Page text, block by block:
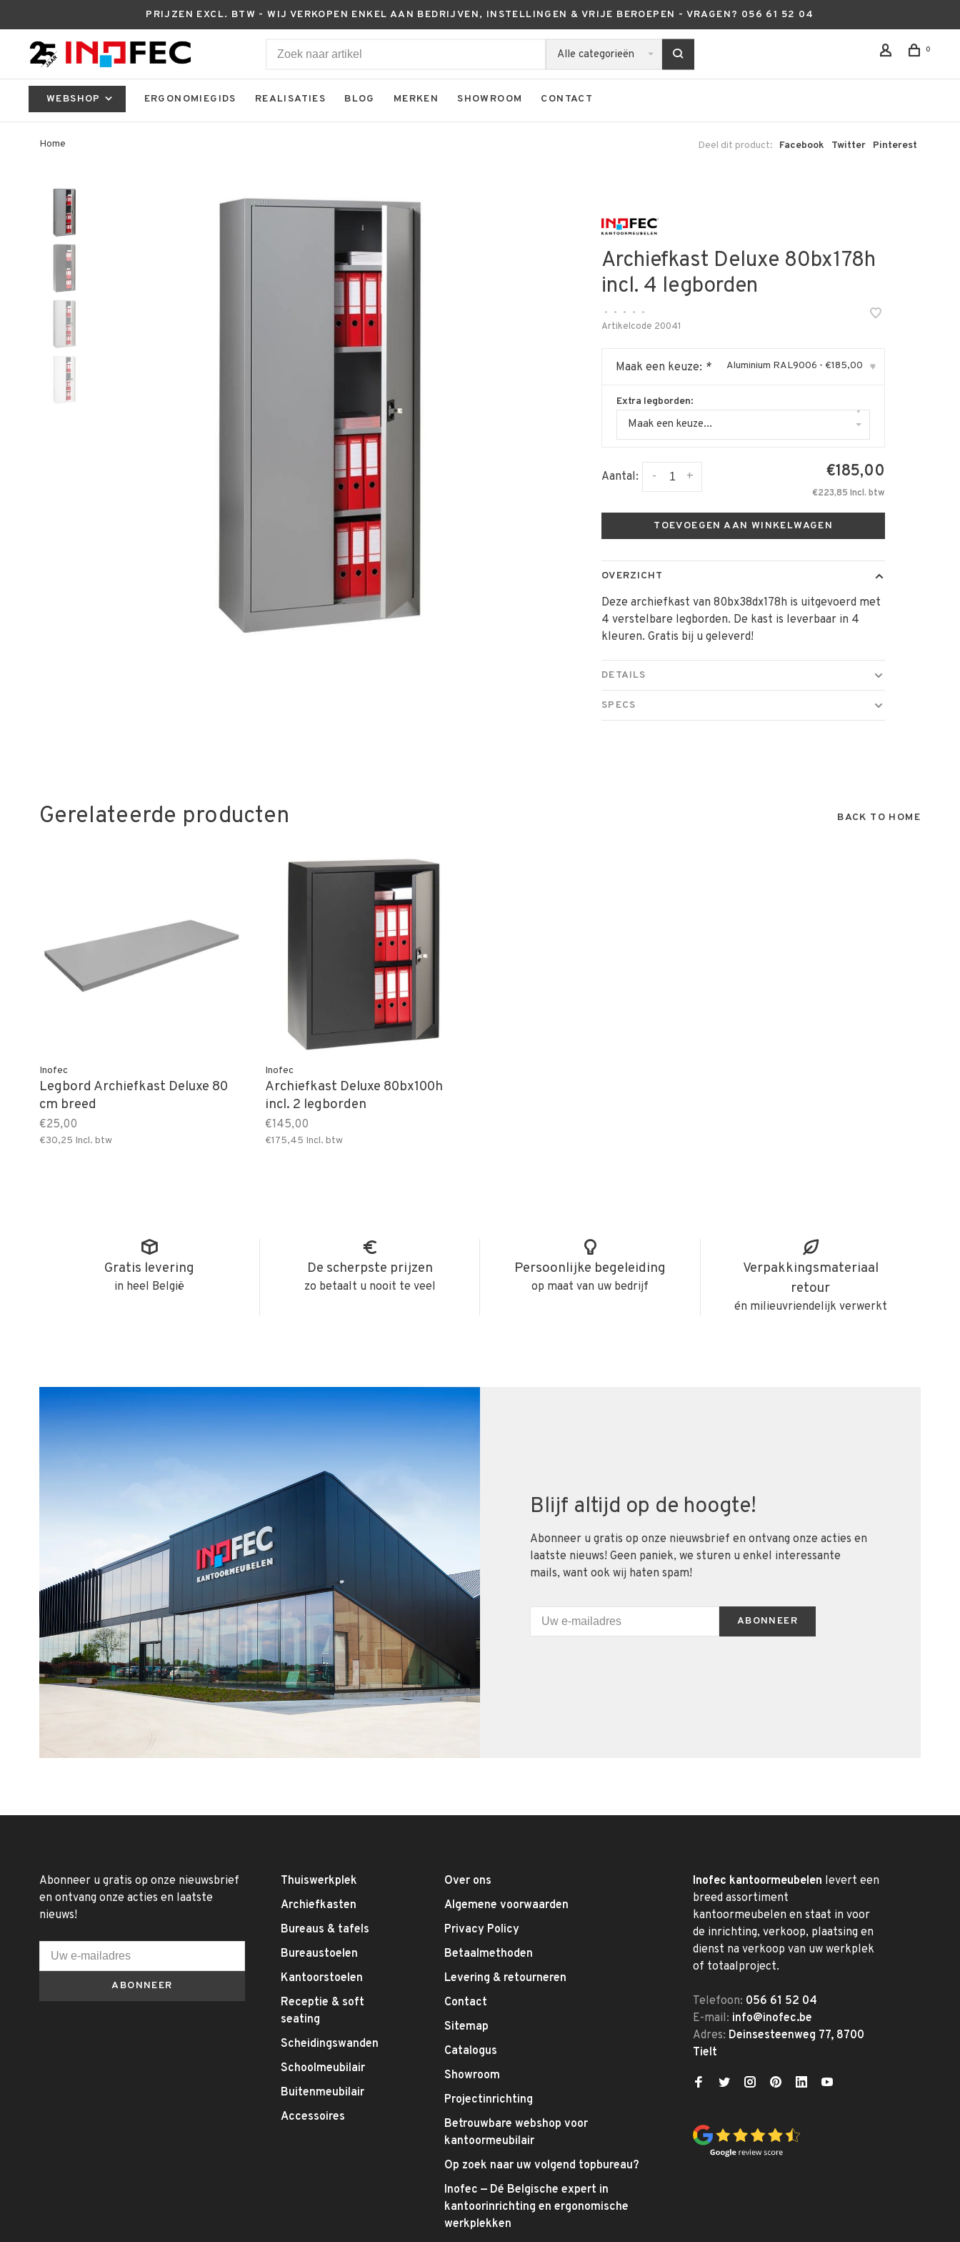
PRIJZEN EXCL. BTW - WIJ VERKOPEN ENKEL AAN BEDRIJVEN, INSTELLINGEN & VRIJE BEROEPEN - VRAGEN? 056 61 52 04
Alle categorieën 0
WEBSHOP ERGONOMIEGIDS REALISATIES BLOG MERKEN SHOWROOM CONTACT
Home Deel dit product: Facebook Twitter Pinterest
Archiefkast Deluxe 80bx178h
incl. 4 legborden
• • • •
•
Artikelcode 20041
Maak een keuze: * Aluminium RAL9006 - €185,00 ▾
Extra legborden:
Maak een keuze...
▾
Aantal: +
- €185,00
€223,85 Incl. btw
TOEVOEGEN AAN WINKELWAGEN
OVERZICHT
Deze archiefkast van 80bx38dx178h is uitgevoerd met
4 verstelbare legborden. De kast is leverbaar in 4
kleuren. Gratis bij u geleverd!
DETAILS
SPECS
Gerelateerde producten BACK TO HOME
Inofec
Legbord Archiefkast Deluxe 80
cm breed
€25,00
€30,25 Incl. btw
Inofec
Archiefkast Deluxe 80bx100h
incl. 2 legborden
€145,00
€175,45 Incl. btw
Gratis levering
in heel België
De scherpste prijzen
zo betaalt u nooit te veel
Persoonlijke begeleiding
op maat van uw bedrijf
Verpakkingsmateriaal
retour
én milieuvriendelijk verwerkt
Blijf altijd op de hoogte!
Abonneer u gratis op onze nieuwsbrief en ontvang onze acties en
laatste nieuws! Geen paniek, we sturen u enkel interessante
mails, want ook wij haten spam!
ABONNEER
Abonneer u gratis op onze nieuwsbrief
en ontvang onze acties en laatste
nieuws!
ABONNEER
Thuiswerkplek
Archiefkasten
Bureaus & tafels
Bureaustoelen
Kantoorstoelen
Receptie & soft
seating
Scheidingswanden
Schoolmeubilair
Buitenmeubilair
Accessoires
Over ons
Algemene voorwaarden
Privacy Policy
Betaalmethoden
Levering & retourneren
Contact
Sitemap
Catalogus
Showroom
Projectinrichting
Betrouwbare webshop voor
kantoormeubilair
Op zoek naar uw volgend topbureau?
Inofec — Dé Belgische expert in
kantoorinrichting en ergonomische
werkplekken
Inofec kantoormeubelen levert een
breed assortiment
kantoormeubelen en staat in voor
de inrichting, verkoop, plaatsing en
dienst na verkoop van uw werkplek
of totaalproject.
Telefoon: 056 61 52 04
E-mail: info@inofec.be
Adres: Deinsesteenweg 77, 8700
Tielt